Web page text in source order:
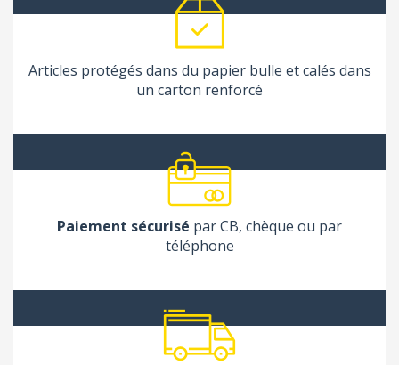
Articles protégés dans du papier bulle et calés dans
un carton renforcé
Paiement sécurisé par CB, chèque ou par
téléphone